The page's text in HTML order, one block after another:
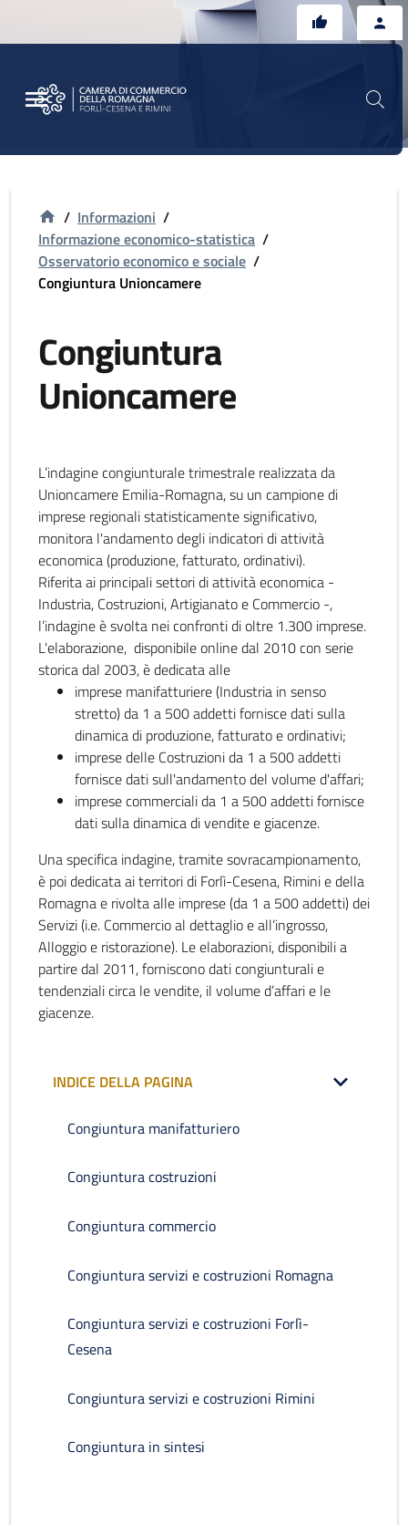
/ Informazioni /
Informazione economico-statistica /
Osservatorio economico e sociale /
Congiuntura Unioncamere
Congiuntura
Unioncamere
L’indagine congiunturale trimestrale realizzata da
Unioncamere Emilia-Romagna, su un campione di
imprese regionali statisticamente significativo,
monitora l'andamento degli indicatori di attività
economica (produzione, fatturato, ordinativi).
Riferita ai principali settori di attività economica -
Industria, Costruzioni, Artigianato e Commercio -,
l’indagine è svolta nei confronti di oltre 1.300 imprese.
L'elaborazione, disponibile online dal 2010 con serie
storica dal 2003, è dedicata alle
imprese manifatturiere (Industria in senso
stretto) da 1 a 500 addetti fornisce dati sulla
dinamica di produzione, fatturato e ordinativi;
imprese delle Costruzioni da 1 a 500 addetti
fornisce dati sull'andamento del volume d'affari;
imprese commerciali da 1 a 500 addetti fornisce
dati sulla dinamica di vendite e giacenze.
Una specifica indagine, tramite sovracampionamento,
è poi dedicata ai territori di Forlì-Cesena, Rimini e della
Romagna e rivolta alle imprese (da 1 a 500 addetti) dei
Servizi (i.e. Commercio al dettaglio e all’ingrosso,
Alloggio e ristorazione). Le elaborazioni, disponibili a
partire dal 2011, forniscono dati congiunturali e
tendenziali circa le vendite, il volume d’affari e le
giacenze.
INDICE DELLA PAGINA
Congiuntura manifatturiero
Congiuntura costruzioni
Congiuntura commercio
Congiuntura servizi e costruzioni Romagna
Congiuntura servizi e costruzioni Forlì-
Cesena
Congiuntura servizi e costruzioni Rimini
Congiuntura in sintesi